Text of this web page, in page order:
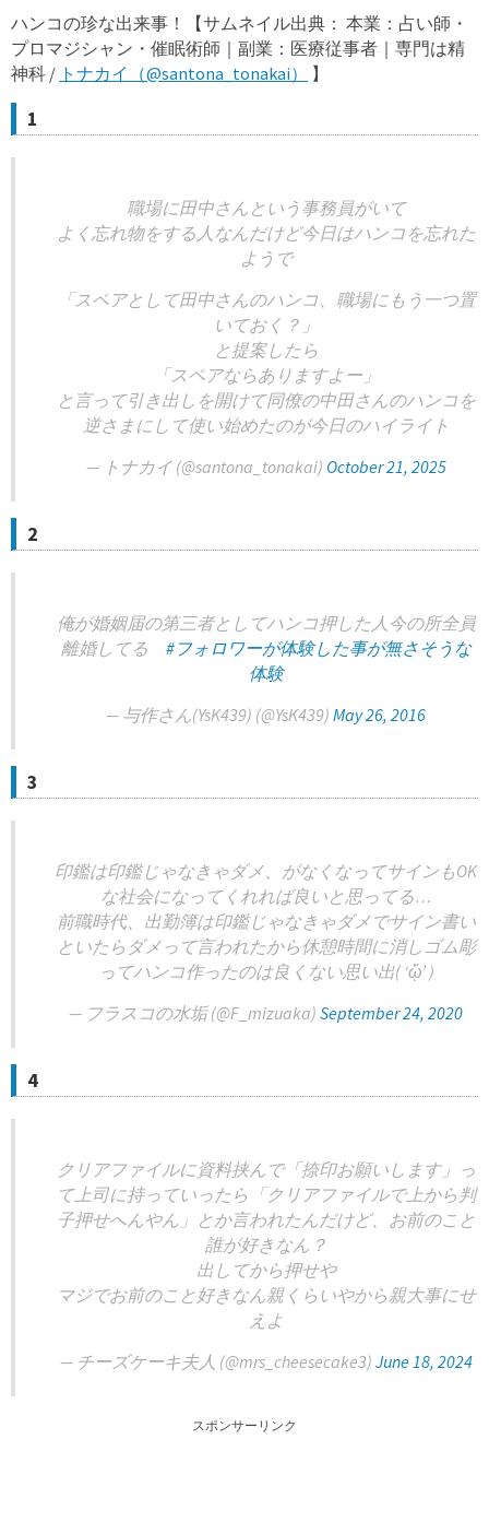
ハンコの珍な出来事！【サムネイル出典： 本業：占い師・
プロマジシャン・催眠術師｜副業：医療従事者｜専門は精
神科 / トナカイ（@santona_tonakai） 】
1
職場に田中さんという事務員がいて
よく忘れ物をする人なんだけど今日はハンコを忘れた
ようで
「スペアとして田中さんのハンコ、職場にもう一つ置
いておく？」
と提案したら
「スペアならありますよー」
と言って引き出しを開けて同僚の中田さんのハンコを
逆さまにして使い始めたのが今日のハイライト
— トナカイ (@santona_tonakai) October 21, 2025
2
俺が婚姻届の第三者としてハンコ押した人今の所全員
離婚してる #フォロワーが体験した事が無さそうな
体験
— 与作さん(YsK439) (@YsK439) May 26, 2016
3
印鑑は印鑑じゃなきゃダメ、がなくなってサインもOK
な社会になってくれれば良いと思ってる…
前職時代、出勤簿は印鑑じゃなきゃダメでサイン書い
といたらダメって言われたから休憩時間に消しゴム彫
ってハンコ作ったのは良くない思い出( ‘ᾥ’ )
— フラスコの水垢 (@F_mizuaka) September 24, 2020
4
クリアファイルに資料挟んで「捺印お願いします」っ
て上司に持っていったら「クリアファイルで上から判
子押せへんやん」とか言われたんだけど、お前のこと
誰が好きなん？
出してから押せや
マジでお前のこと好きなん親くらいやから親大事にせ
えよ
— チーズケーキ夫人 (@mrs_cheesecake3) June 18, 2024
スポンサーリンク